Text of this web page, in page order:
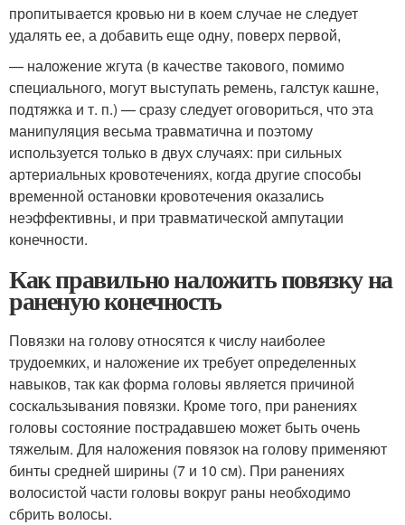
пропитывается кровью ни в коем случае не следует
удалять ее, а добавить еще одну, поверх первой,
— наложение жгута (в качестве такового, помимо
специального, могут выступать ремень, галстук кашне,
подтяжка и т. п.) — сразу следует оговориться, что эта
манипуляция весьма травматична и поэтому
используется только в двух случаях: при сильных
артериальных кровотечениях, когда другие способы
временной остановки кровотечения оказались
неэффективны, и при травматической ампутации
конечности.
Как правильно наложить повязку на
раненую конечность
Повязки на голову относятся к числу наиболее
трудоемких, и наложение их требует определенных
навыков, так как форма головы является причиной
соскальзывания повязки. Кроме того, при ранениях
головы состояние пострадавшею может быть очень
тяжелым. Для наложения повязок на голову применяют
бинты средней ширины (7 и 10 см). При ранениях
волосистой части головы вокруг раны необходимо
сбрить волосы.